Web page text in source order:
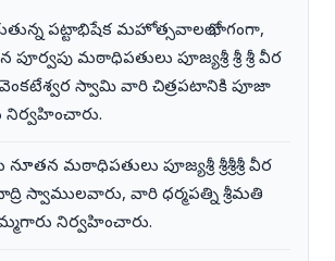
పట్టాభిషేక మహోత్సవాలలో భాగంగా,
మఠాధిపతులు పూజ్యశ్రీ శ్రీ శ్రీ వీర
స్వామి వారి చిత్రపటానికి పూజా
నిర్వహించారు.
మఠాధిపతులు పూజ్యశ్రీ శ్రీశ్రీశ్రీ వీర
స్వాములవారు, వారి ధర్మపత్ని శ్రీమతి
నిర్వహించారు.